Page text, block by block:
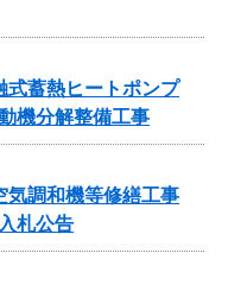
式蓄熱ヒートポンプ
機分解整備工事
気調和機等修繕工事
札公告